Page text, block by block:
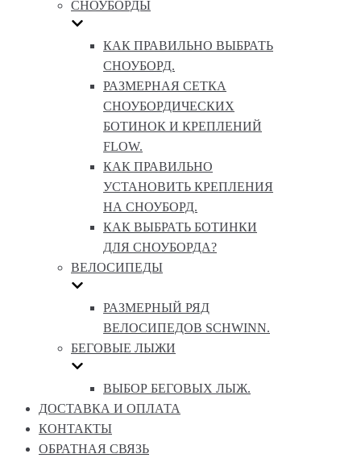
СНОУБОРДЫ
КАК ПРАВИЛЬНО ВЫБРАТЬ
СНОУБОРД.
РАЗМЕРНАЯ СЕТКА
СНОУБОРДИЧЕСКИХ
БОТИНОК И КРЕПЛЕНИЙ
FLOW.
КАК ПРАВИЛЬНО
УСТАНОВИТЬ КРЕПЛЕНИЯ
НА СНОУБОРД.
КАК ВЫБРАТЬ БОТИНКИ
ДЛЯ СНОУБОРДА?
ВЕЛОСИПЕДЫ
РАЗМЕРНЫЙ РЯД
ВЕЛОСИПЕДОВ SCHWINN.
БЕГОВЫЕ ЛЫЖИ
ВЫБОР БЕГОВЫХ ЛЫЖ.
ДОСТАВКА И ОПЛАТА
КОНТАКТЫ
ОБРАТНАЯ СВЯЗЬ